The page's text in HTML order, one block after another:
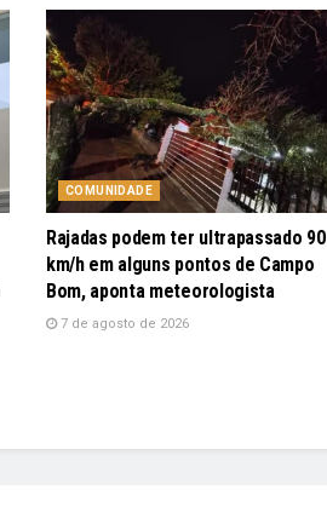
COMUNIDADE
Rajadas podem ter ultrapassado 90
km/h em alguns pontos de Campo
Bom, aponta meteorologista
7 de agosto de 2026